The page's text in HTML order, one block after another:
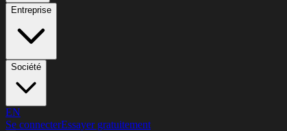
Entreprise
Société
EN
Se connecterEssayer gratuitement